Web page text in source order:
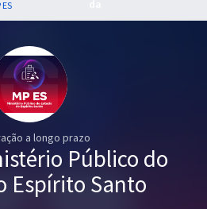
ES
a longo prazo
Público do
Espírito Santo